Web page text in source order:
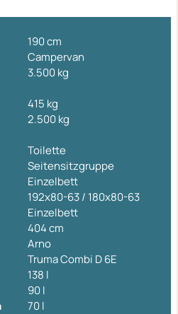
190 cm
Campervan
3.500 kg
415 kg
2.500 kg
Toilette
Seitensitzgruppe
Einzelbett
192x80-63 / 180x80-63
Einzelbett
404 cm
Arno
Truma Combi D 6E
138 l
90 l
70 l